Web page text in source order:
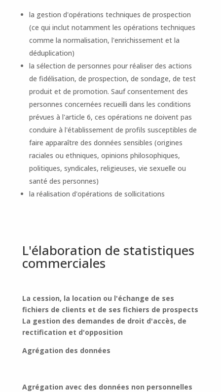
la gestion d'opérations techniques de prospection
(ce qui inclut notamment les opérations techniques
comme la normalisation, l'enrichissement et la
déduplication)
la sélection de personnes pour réaliser des actions
de fidélisation, de prospection, de sondage, de test
produit et de promotion. Sauf consentement des
personnes concernées recueilli dans les conditions
prévues à l'article 6, ces opérations ne doivent pas
conduire à l'établissement de profils susceptibles de
faire apparaître des données sensibles (origines
raciales ou ethniques, opinions philosophiques,
politiques, syndicales, religieuses, vie sexuelle ou
santé des personnes)
la réalisation d'opérations de sollicitations
L'élaboration de statistiques
commerciales
La cession, la location ou l'échange de ses
fichiers de clients et de ses fichiers de prospects
La gestion des demandes de droit d'accès, de
rectification et d'opposition
Agrégation des données
Agrégation avec des données non personnelles